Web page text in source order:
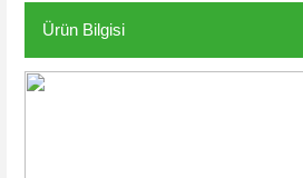
Ürün Bilgisi